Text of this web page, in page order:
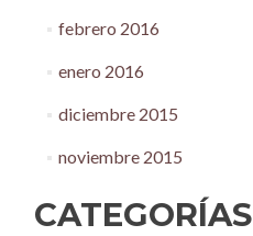
febrero 2016
enero 2016
diciembre 2015
noviembre 2015
CATEGORÍAS